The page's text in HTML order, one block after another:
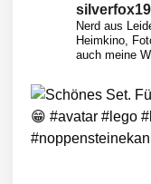
Nerd aus
Heimkino,
auch meine